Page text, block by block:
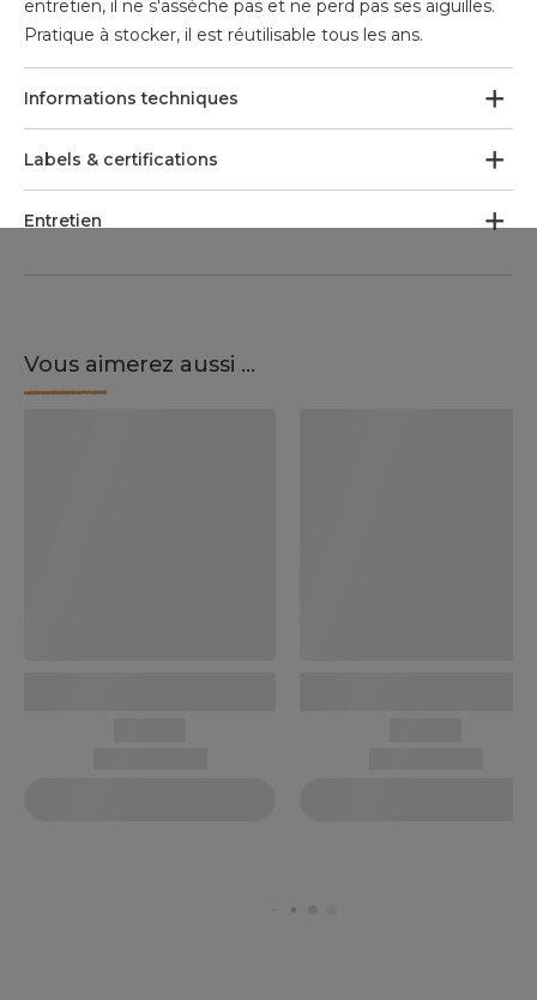
entretien, il ne s'assèche pas et ne perd pas ses aiguilles.
Pratique à stocker, il est réutilisable tous les ans.
Informations techniques
Labels & certifications
Entretien
Vous aimerez aussi ...